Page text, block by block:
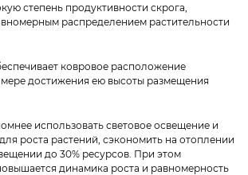
степень продуктивности скрога,
распределением растительности
ковровое расположение
мере достижения ею высоты размещения
использовать световое освещение и
роста растений, сэкономить на отоплении
до 30% ресурсов. При этом
динамика роста и равномерность